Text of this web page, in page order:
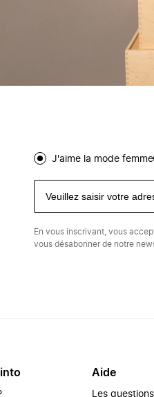
J'aime la mode femme
En vous inscrivant, vous
vous désabonner de notre
Aide
Les